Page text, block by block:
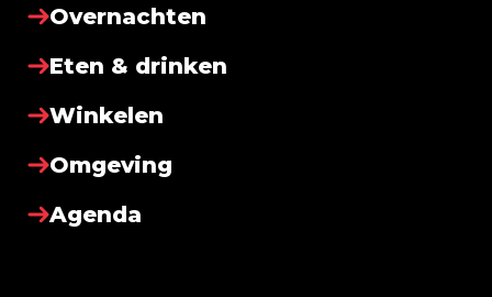
Overnachten
Eten & drinken
Winkelen
Omgeving
Agenda